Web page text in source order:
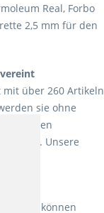
Real, Forbo
2,5 mm für den
mit über 260 Artikeln
sie ohne
Unsere
vor. Sie können